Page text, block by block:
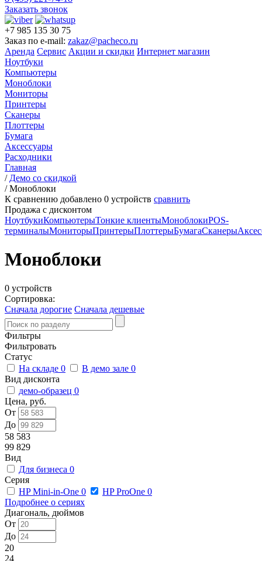
Заказать звонок
+7 985 135 30 75
Заказ по e-mail: zakaz@pacheco.ru
Аренда Сервис Акции и скидки Интернет магазин
Ноутбуки
Компьютеры
Моноблоки
Мониторы
Принтеры
Сканеры
Плоттеры
Бумага
Аксессуары
Расходники
Главная
/ Демо со скидкой
/Моноблоки
К сравнению добавлено 0 устройств сравнить
Продажа с дисконтом
НоутбукиКомпьютерыТонкие клиентыМоноблокиPOS-
терминалыМониторыПринтерыПлоттерыБумагаСканеры
Моноблоки
0 устройств
Сортировка:
Сначала дорогие Сначала дешевые
Фильтры
Фильтровать
Статус
На складе 0 В демо зале 0
Вид дисконта
демо-образец 0
Цена, руб.
От
До
58 583
99 829
Вид
Для бизнеса 0
Серия
HP Mini-in-One 0 HP ProOne 0
Подробнее о сериях
Диагональ, дюймов
От
До
20
24